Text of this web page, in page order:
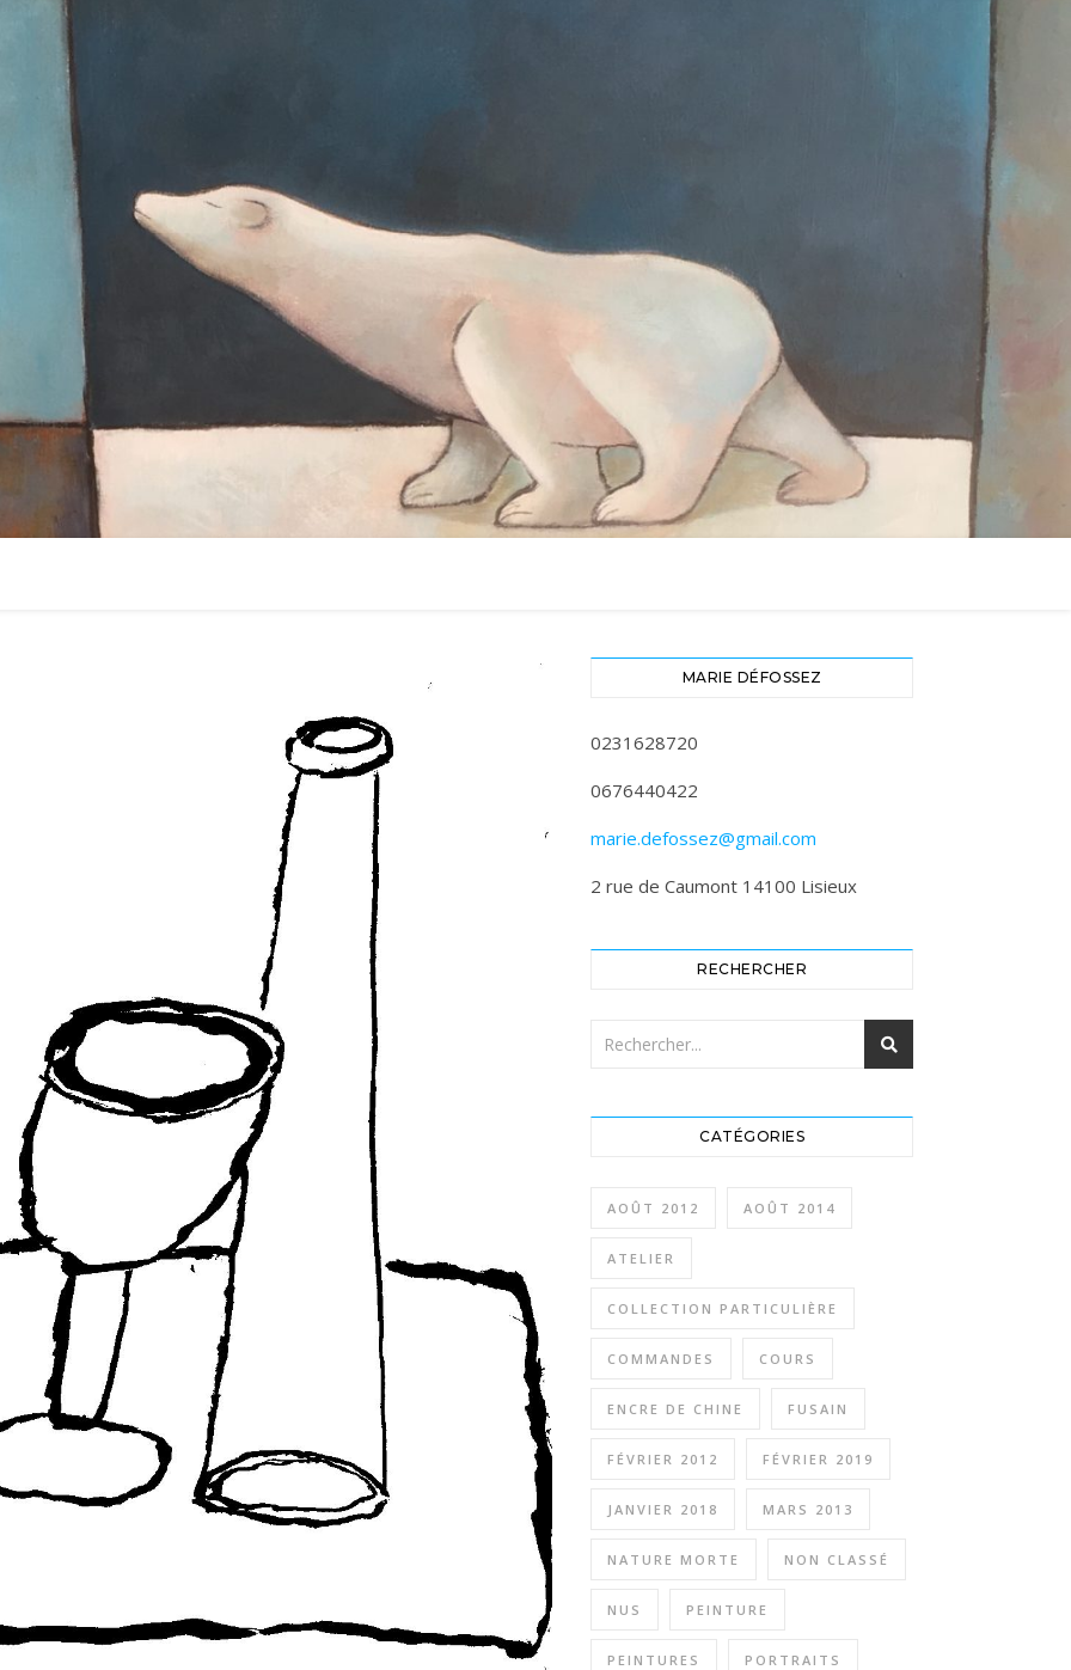
MARIE DÉFOSSEZ
0231628720
0676440422
marie.defossez@gmail.com
2 rue de Caumont 14100 Lisieux
RECHERCHER
CATÉGORIES
AOÛT 2012 AOÛT 2014
ATELIER
COLLECTION PARTICULIÈRE
COMMANDES COURS
ENCRE DE CHINE FUSAIN
FÉVRIER 2012 FÉVRIER 2019
JANVIER 2018 MARS 2013
NATURE MORTE NON CLASSÉ
NUS PEINTURE
PEINTURES PORTRAITS